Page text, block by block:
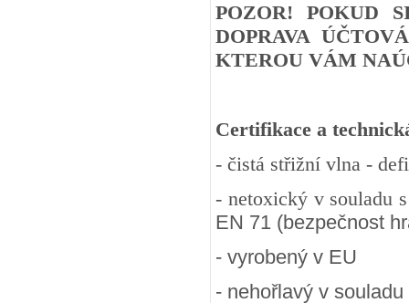
POZOR! POKUD
DOPRAVA
KTEROU VÁM
Certifikace a
- čistá střižní vlna -
- netoxický v souladu
EN 71 (bezpečnost
- vyrobený v EU
- nehořlavý v